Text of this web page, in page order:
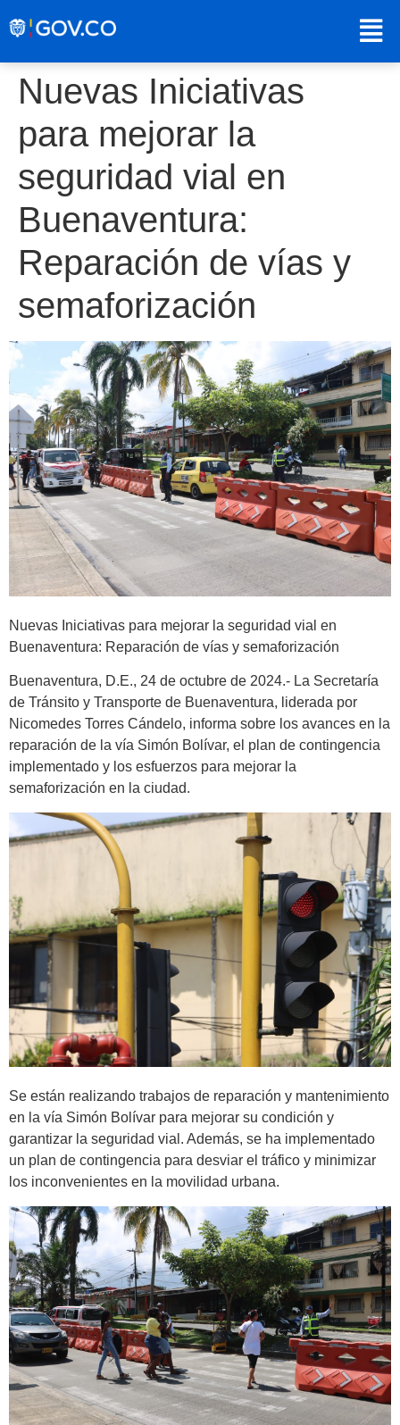
Nuevas Iniciativas
para mejorar la
seguridad vial en
Buenaventura:
Reparación de vías y
semaforización
Nuevas Iniciativas para mejorar la seguridad vial en
Buenaventura: Reparación de vías y semaforización
Buenaventura, D.E., 24 de octubre de 2024.- La Secretaría
de Tránsito y Transporte de Buenaventura, liderada por
Nicomedes Torres Cándelo, informa sobre los avances en la
reparación de la vía Simón Bolívar, el plan de contingencia
implementado y los esfuerzos para mejorar la
semaforización en la ciudad.
Se están realizando trabajos de reparación y mantenimiento
en la vía Simón Bolívar para mejorar su condición y
garantizar la seguridad vial. Además, se ha implementado
un plan de contingencia para desviar el tráfico y minimizar
los inconvenientes en la movilidad urbana.